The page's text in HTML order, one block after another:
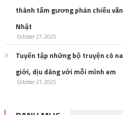
thành tấm gương phản chiếu
Nhật
October 27, 2025
Tuyển tập những bộ truyện có
giới, dịu dàng với mỗi mình em
October 21, 2025